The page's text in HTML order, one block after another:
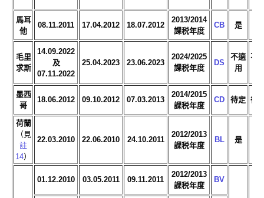
馬耳
他
08.11.2011 17.04.2012 18.07.2012
2013/2014
課税年度
CB 是
毛里
求斯
14.09.2022
及
07.11.2022
25.04.2023 23.06.2023
2024/2025
課税年度
DS
不適
用
不
墨西
哥
18.06.2012 09.10.2012 07.03.2013
2014/2015
課税年度
CD 待定 待
荷蘭
（見
註
14）
22.03.2010 22.06.2010 24.10.2011
2012/2013
課税年度
BL 是
01.12.2010 03.05.2011 09.11.2011
2012/2013
課税年度
BV